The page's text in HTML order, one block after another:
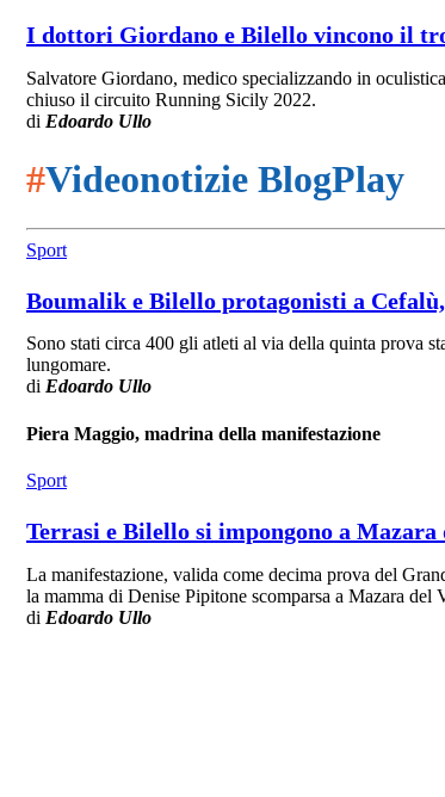
I dottori Giordano e Bilello vincono il
Salvatore Giordano, medico specializzando in
chiuso il circuito Running Sicily 2022.
di Edoardo Ullo
#Videonotizie BlogPlay
Sport
Boumalik e Bilello protagonisti a
Sono stati circa 400 gli atleti al via della quinta prova
lungomare.
di Edoardo Ullo
Piera Maggio, madrina della manifestazione
Sport
Terrasi e Bilello si impongono a
La manifestazione, valida come decima prova del
la mamma di Denise Pipitone scomparsa a Mazara del
di Edoardo Ullo